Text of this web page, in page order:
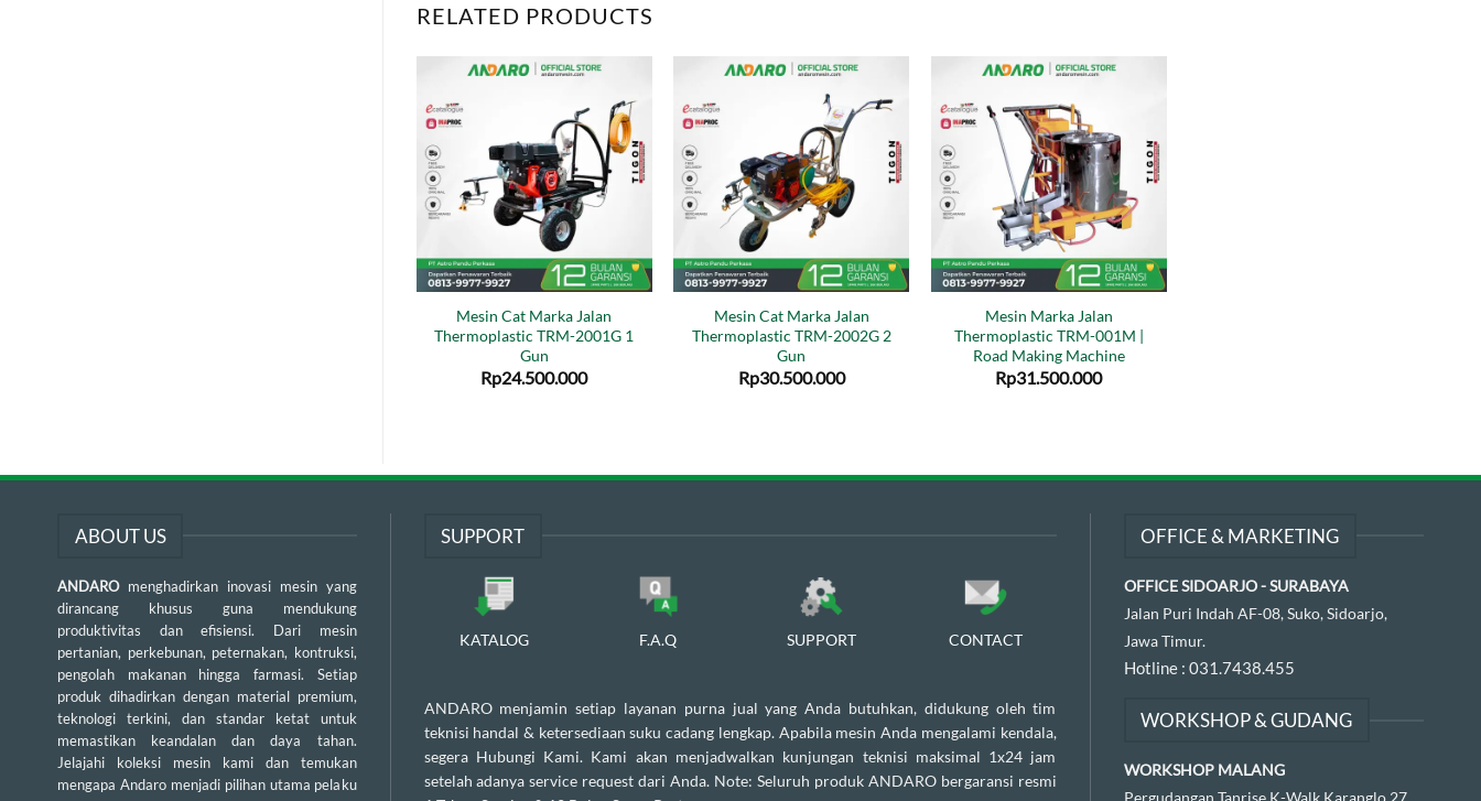
RELATED PRODUCTS
Mesin Cat Marka Jalan
Thermoplastic TRM-2001G 1
Gun
Rp24.500.000
Mesin Cat Marka Jalan
Thermoplastic TRM-2002G 2
Gun
Rp30.500.000
Mesin Marka Jalan
Thermoplastic TRM-001M |
Road Making Machine
Rp31.500.000
ABOUT US
ANDARO menghadirkan inovasi mesin yang
dirancang khusus guna mendukung
produktivitas dan efisiensi. Dari mesin
pertanian, perkebunan, peternakan, kontruksi,
pengolah makanan hingga farmasi. Setiap
produk dihadirkan dengan material premium,
teknologi terkini, dan standar ketat untuk
memastikan keandalan dan daya tahan.
Jelajahi koleksi mesin kami dan temukan
mengapa Andaro menjadi pilihan utama pelaku
SUPPORT
KATALOG F.A.Q SUPPORT CONTACT
ANDARO menjamin setiap layanan purna jual yang Anda butuhkan, didukung oleh tim
teknisi handal & ketersediaan suku cadang lengkap. Apabila mesin Anda mengalami kendala,
segera Hubungi Kami. Kami akan menjadwalkan kunjungan teknisi maksimal 1x24 jam
setelah adanya service request dari Anda. Note: Seluruh produk ANDARO bergaransi resmi
OFFICE & MARKETING
OFFICE SIDOARJO - SURABAYA
Jalan Puri Indah AF-08, Suko, Sidoarjo,
Jawa Timur.
Hotline : 031.7438.455
WORKSHOP & GUDANG
WORKSHOP MALANG